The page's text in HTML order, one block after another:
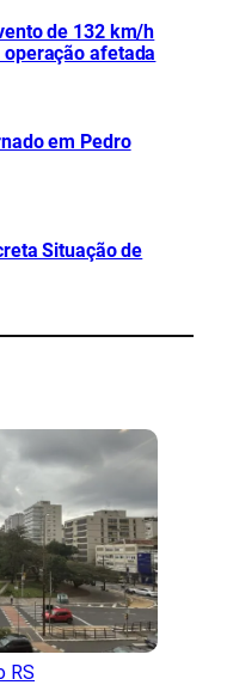
de 132 km/h
afetada
em Pedro
Situação de
RS